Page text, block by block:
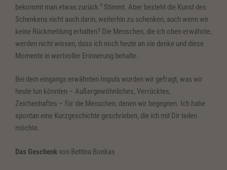
bekommt man etwas zurück.“ Stimmt. Aber besteht die Kunst des
Schenkens nicht auch darin, weiterhin zu schenken, auch wenn wir
keine Rückmeldung erhalten? Die Menschen, die ich oben erwähnte,
werden nicht wissen, dass ich noch heute an sie denke und diese
Momente in wertvoller Erinnerung behalte.
Bei dem eingangs erwähnten Impuls wurden wir gefragt, was wir
heute tun könnten – Außergewöhnliches, Verrücktes,
Zeichenhaftes – für die Menschen, denen wir begegnen. Ich habe
spontan eine Kurzgeschichte geschrieben, die ich mit Dir teilen
möchte.
Das Geschenkvon Bettina Bonkas